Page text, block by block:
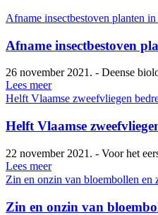
Afname insectbestoven planten in
Afname insectbestoven
26 november 2021. - Deense
Lees meer
Helft Vlaamse zweefvliegen
Helft Vlaamse
22 november 2021. - Voor het
Lees meer
Zin en onzin van bloembollen en
Zin en onzin van